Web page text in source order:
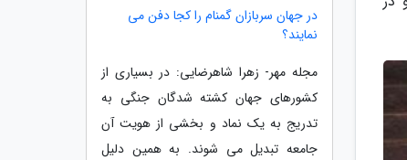
در جهان سربازان گمنام را کجا دفن می
نمایند؟
مجله مهر- زهرا شاهرضایی: در بسیاری از
کشورهای جهان کشته شدگان جنگی به
تدریج به یک نماد و بخشی از هویت آن
جامعه تبدیل می شوند. به همین دلیل